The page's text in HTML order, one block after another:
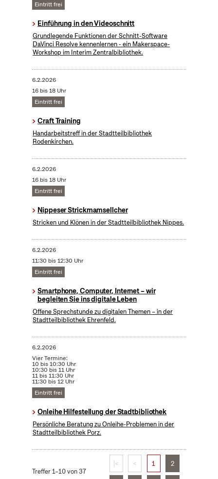
Eintritt frei
Einführung in den Videoschnitt
Grundlegende Funktionen der Schnitt-Software
DaVinci Resolve kennenlernen - ein Makerspace-
Workshop im Interim Zentralbibliothek.
6.2.2026
16 bis 18 Uhr
Eintritt frei
Craft Training
Handarbeitstreff in der Stadtteilbibliothek
Rodenkirchen.
6.2.2026
16 bis 18 Uhr
Eintritt frei
Nippeser Strickmamsellcher
Stricken und Klönen in der Stadtteilbibliothek Nippes.
6.2.2026
11:30 bis 12:30 Uhr
Eintritt frei
Smartphone, Computer, Internet – wir
begleiten Sie ins digitale Leben
Offene Sprechstunde zu digitalen Themen – in der
Stadtteilbibliothek Ehrenfeld.
6.2.2026
Vier Termine:
10 bis 10:30 Uhr
10:30 bis 11 Uhr
11 bis 11:30 Uhr
11:30 bis 12 Uhr
Eintritt frei
Onleihe Hilfestellung der Stadtbibliothek
Persönliche Beratung zu Onleihe-Problemen in der
Stadtteilbibliothek Porz.
Treffer 1–10 von 37
|< < 1 2